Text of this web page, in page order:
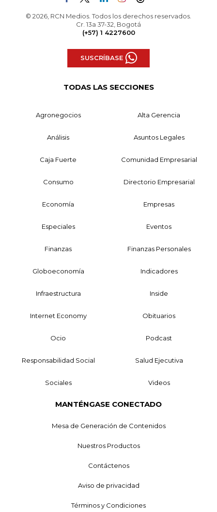
© 2026, RCN Medios. Todos los derechos reservados.
Cr. 13a 37-32, Bogotá
(+57) 1 4227600
SUSCRÍBASE
TODAS LAS SECCIONES
Agronegocios Alta Gerencia
Análisis Asuntos Legales
Caja Fuerte Comunidad Empresarial
Consumo Directorio Empresarial
Economía Empresas
Especiales Eventos
Finanzas Finanzas Personales
Globoeconomía Indicadores
Infraestructura Inside
Internet Economy Obituarios
Ocio Podcast
Responsabilidad Social Salud Ejecutiva
Sociales Videos
MANTÉNGASE CONECTADO
Mesa de Generación de Contenidos
Nuestros Productos
Contáctenos
Aviso de privacidad
Términos y Condiciones